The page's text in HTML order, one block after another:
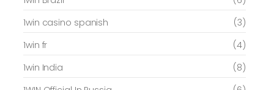
1win casino spanish
(3)
1win fr
(4)
1win India
(8)